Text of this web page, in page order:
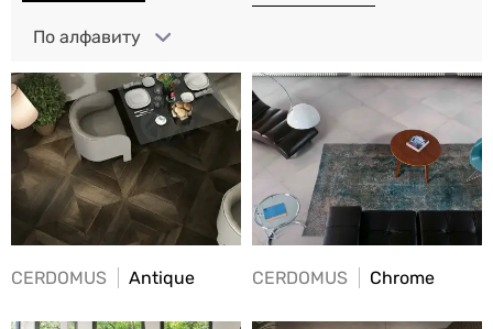
По алфавиту
CERDOMUS Antique CERDOMUS Chrome